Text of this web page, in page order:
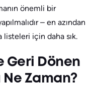
önemli bir
– en azından
listeleri için daha sık.
Geri Dönen
Ne Zaman?